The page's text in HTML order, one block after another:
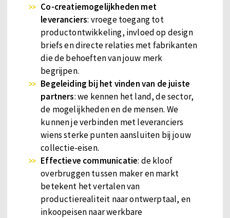
Co-creatiemogelijkheden met
leveranciers: vroege toegang tot
productontwikkeling, invloed op design
briefs en directe relaties met fabrikanten
die de behoeften van jouw merk
begrijpen.
Begeleiding bij het vinden van de juiste
partners: we kennen het land, de sector,
de mogelijkheden en de mensen. We
kunnen je verbinden met leveranciers
wiens sterke punten aansluiten bij jouw
collectie-eisen.
Effectieve communicatie: de kloof
overbruggen tussen maker en markt
betekent het vertalen van
productierealiteit naar ontwerptaal, en
inkoopeisen naar werkbare